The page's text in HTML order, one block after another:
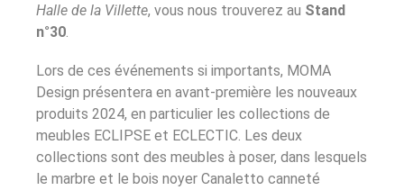
Halle de la Villette, vous nous trouverez au Stand
n°30
Lors de ces événements si importants, MOMA
Design présentera en avant-première les nouveaux
produits 2024, en particulier les collections de
meubles ECLIPSE et ECLECTIC. Les deux
collections sont des meubles à poser, dans lesquels
le marbre et le bois noyer Canaletto canneté